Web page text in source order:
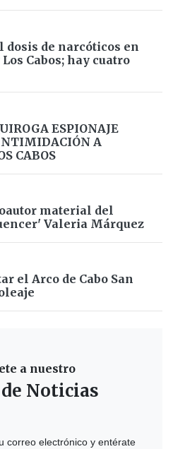
dosis de narcóticos en
Cabos; hay cuatro
ESPIONAJE
A
CABOS
material del
Valeria Márquez
el Arco de Cabo San
a nuestro
Noticias
correo electrónico y entérate